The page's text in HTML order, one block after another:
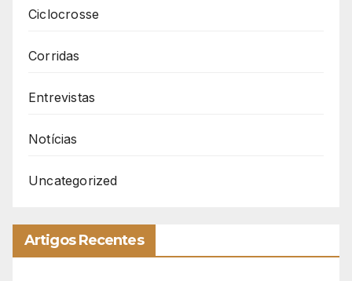
Ciclocrosse
Corridas
Entrevistas
Notícias
Uncategorized
Artigos Recentes